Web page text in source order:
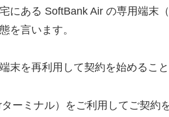
にある SoftBank Air の専用端末
を言います。
末を再利用して契約を始めること
ーミナル）をご利用してご契約